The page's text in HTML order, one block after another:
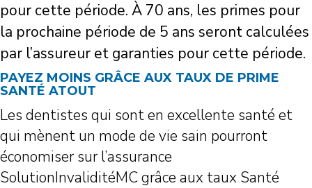
pour cette période. À 70 ans, les primes pour
la prochaine période de 5 ans seront calculées
par l’assureur et garanties pour cette période.
PAYEZ MOINS GRÂCE AUX TAUX DE PRIME
SANTÉ ATOUT
Les dentistes qui sont en excellente santé et
qui mènent un mode de vie sain pourront
économiser sur l’assurance
SolutionInvaliditéMC grâce aux taux Santé